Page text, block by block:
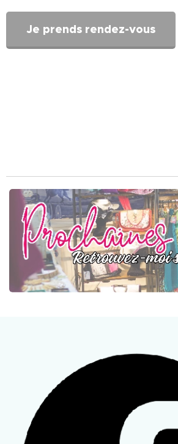
Je prends rendez-vous